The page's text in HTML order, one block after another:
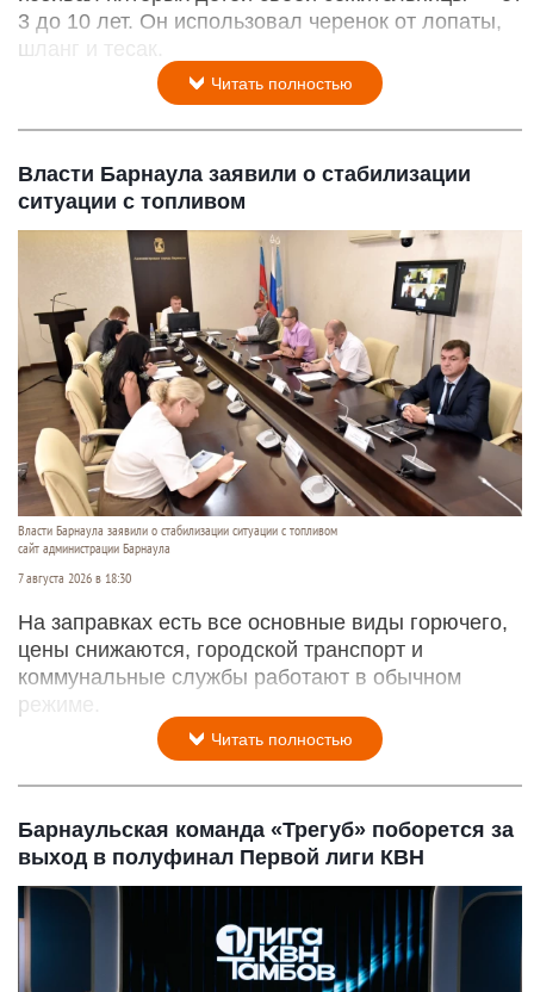
3 до 10 лет. Он использовал черенок от лопаты,
шланг и тесак.
Читать полностью
Власти Барнаула заявили о стабилизации
ситуации с топливом
Власти Барнаула заявили о стабилизации ситуации с топливом
сайт администрации Барнаула
7 августа 2026 в 18:30
На заправках есть все основные виды горючего,
цены снижаются, городской транспорт и
коммунальные службы работают в обычном
режиме.
Читать полностью
Барнаульская команда «Трегуб» поборется за
выход в полуфинал Первой лиги КВН